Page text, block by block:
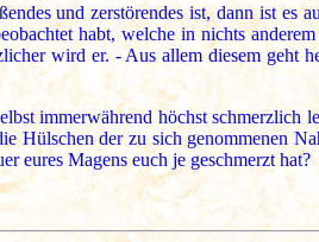
und zerstörendes ist, dann ist es
habt, welche in nichts
wird er. - Aus allem diesem geht
immerwährend höchst schmerzlich
Hülschen der zu sich genommenen
eures Magens euch je geschmerzt hat?